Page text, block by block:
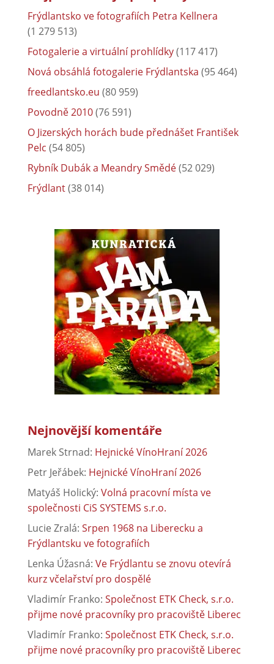
Frýdlantsko ve fotografiích Petra Kellnera
(1 279 513)
Fotogalerie a virtuální prohlídky(117 417)
Nová obsáhlá fotogalerie Frýdlantska (95 464)
freedlantsko.eu (80 959)
Povodně 2010(76 591)
O Jizerských horách bude přednášet František
Pelc (54 805)
Rybník Dubák a Meandry Smědé(52 029)
Frýdlant(38 014)
Nejnovější komentáře
Marek Strnad: Hejnické VínoHraní 2026
Petr Jeřábek: Hejnické VínoHraní 2026
Matyáš Holický: Volná pracovní místa ve
společnosti CiS SYSTEMS s.r.o.
Lucie Zralá: Srpen 1968 na Liberecku a
Frýdlantsku ve fotografiích
Lenka Úžasná: Ve Frýdlantu se znovu otevírá
kurz včelařství pro dospělé
Vladimír Franko: Společnost ETK Check, s.r.o.
přijme nové pracovníky pro pracoviště Liberec
Vladimír Franko: Společnost ETK Check, s.r.o.
přijme nové pracovníky pro pracoviště Liberec